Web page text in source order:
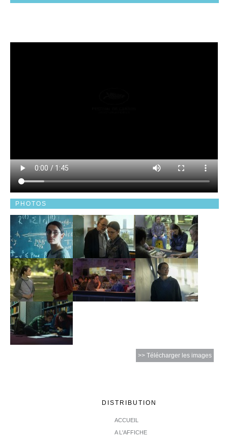
PHOTOS
>> Télécharger les images
DISTRIBUTION
ACCUEIL
A L'AFFICHE